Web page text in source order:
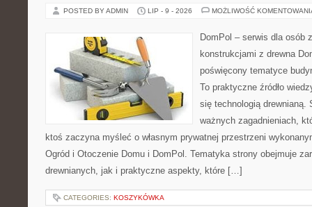
POSTED BY ADMIN LIP - 9 - 2026 MOŻLIWOŚĆ
DomPol – serwis dla osób
konstrukcjami z drewna
poświęcony tematyce
To praktyczne źródło
się technologią drewnianą.
ważnych zagadnieniach,
ktoś zaczyna myśleć o własnym prywatnej przestrzeni
Ogród i Otoczenie Domu i DomPol. Tematyka strony obejmuje
drewnianych, jak i praktyczne aspekty, które […]
CATEGORIES: KOSZYKÓWKA